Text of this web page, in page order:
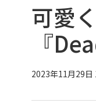
可愛
『
2023年11月29日